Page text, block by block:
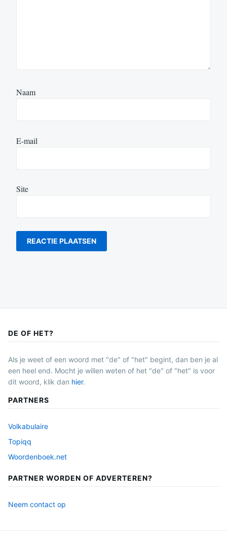
Naam
E-mail
Site
DE OF HET?
Als je weet of een woord met "de" of "het" begint, dan ben je al
een heel end. Mocht je willen weten of het "de" of "het" is voor
dit woord, klik dan hier.
PARTNERS
Volkabulaire
Topiqq
Woordenboek.net
PARTNER WORDEN OF ADVERTEREN?
Neem contact op